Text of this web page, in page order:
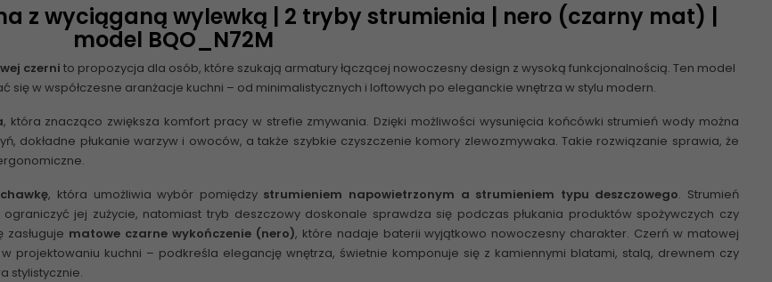
z wyciąganą wylewką | 2 tryby strumienia | nero (czarny mat) |
model BQO_N72M
czerni to propozycja dla osób, które szukają armatury łączącej nowoczesny design z wysoką funkcjonalnością. Ten model
się w współczesne aranżacje kuchni – od minimalistycznych i loftowych po eleganckie wnętrza w stylu modern.
, która znacząco zwiększa komfort pracy w strefie zmywania. Dzięki możliwości wysunięcia końcówki strumień wody można
dokładne płukanie warzyw i owoców, a także szybkie czyszczenie komory zlewozmywaka. Takie rozwiązanie sprawia, że
, która umożliwia wybór pomiędzy strumieniem napowietrzonym a strumieniem typu deszczowego. Strumień
jej zużycie, natomiast tryb deszczowy doskonale sprawdza się podczas płukania produktów spożywczych czy
matowe czarne wykończenie (nero), które nadaje baterii wyjątkowo nowoczesny charakter. Czerń w matowej
projektowaniu kuchni – podkreśla elegancję wnętrza, świetnie komponuje się z kamiennymi blatami, stalą, drewnem czy
stylistycznie.